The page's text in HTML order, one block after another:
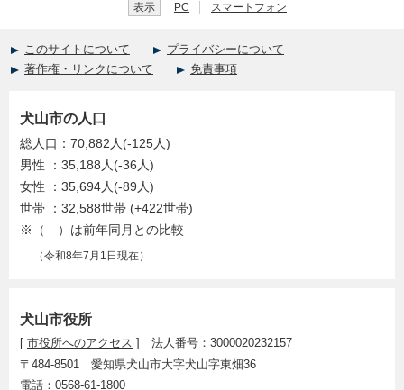
表示 PC スマートフォン
このサイトについて
プライバシーについて
著作権・リンクについて
免責事項
犬山市役所
[ 市役所へのアクセス ] 法人番号：3000020232157
〒484-8501 愛知県犬山市大字犬山字東畑36
電話：0568-61-1800
犬山市の人口
総人口：70,882人(-125人)
男性 ：35,188人(-36人)
女性 ：35,694人(-89人)
世帯 ：32,588世帯 (+422世帯)
※（ ）は前年同月との比較
（令和8年7月1日現在）